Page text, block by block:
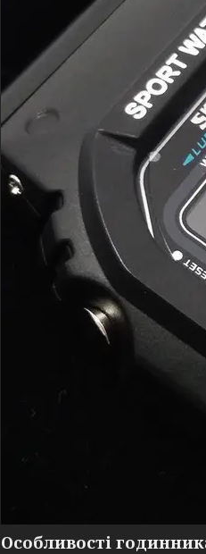
Особливості